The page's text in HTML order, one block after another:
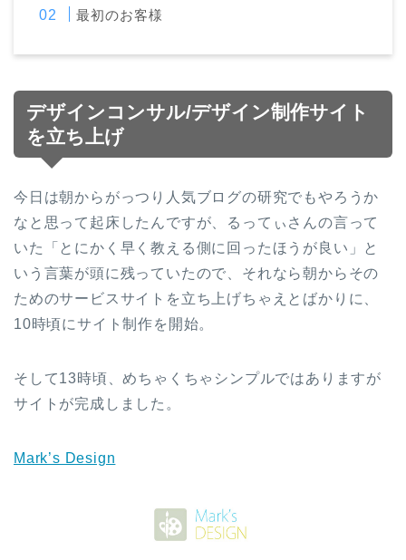
最初のお客様
デザインコンサル/デザイン制作サイト
を立ち上げ
今日は朝からがっつり人気ブログの研究でもやろうか
なと思って起床したんですが、るってぃさんの言って
いた「とにかく早く教える側に回ったほうが良い」と
いう言葉が頭に残っていたので、それなら朝からその
ためのサービスサイトを立ち上げちゃえとばかりに、
10時頃にサイト制作を開始。
そして13時頃、めちゃくちゃシンプルではありますが
サイトが完成しました。
Mark’s Design